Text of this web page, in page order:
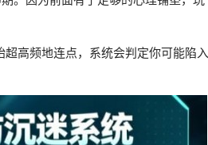
高频地连点，系统会判定你可能陷入